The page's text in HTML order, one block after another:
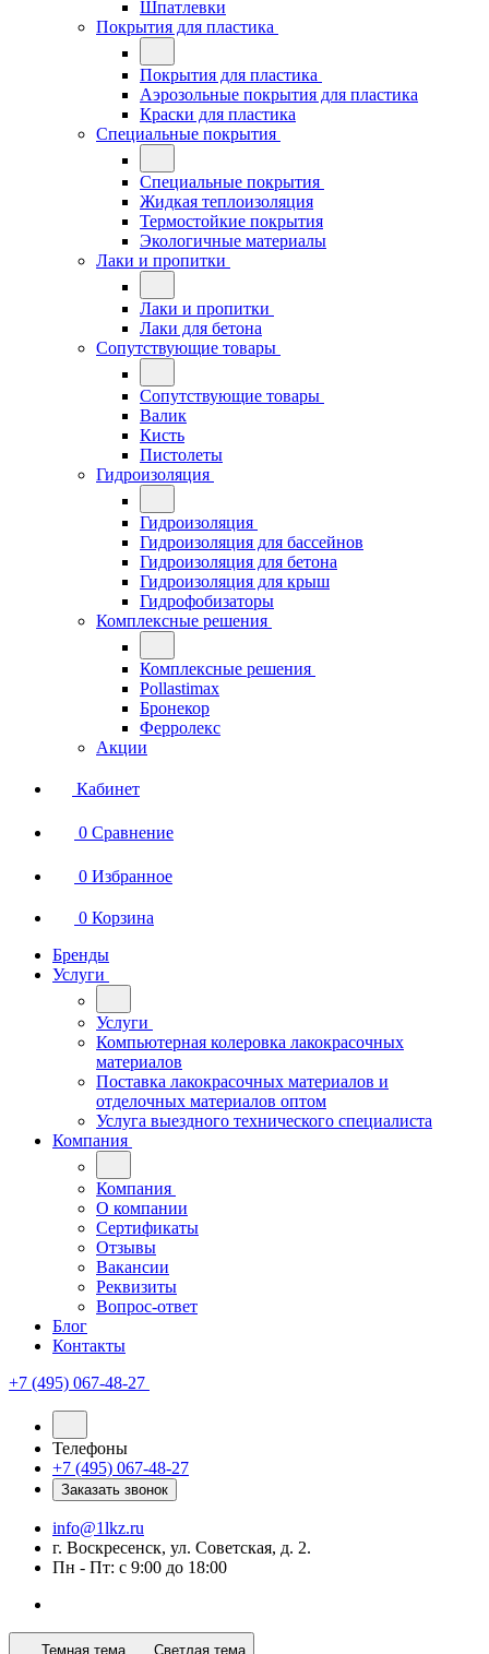
Шпатлевки
Покрытия для пластика
Покрытия для пластика
Аэрозольные покрытия для пластика
Краски для пластика
Специальные покрытия
Специальные покрытия
Жидкая теплоизоляция
Термостойкие покрытия
Экологичные материалы
Лаки и пропитки
Лаки и пропитки
Лаки для бетона
Сопутствующие товары
Сопутствующие товары
Валик
Кисть
Пистолеты
Гидроизоляция
Гидроизоляция
Гидроизоляция для бассейнов
Гидроизоляция для бетона
Гидроизоляция для крыш
Гидрофобизаторы
Комплексные решения
Комплексные решения
Pollastimax
Бронекор
Ферролекс
Акции
Кабинет
0 Сравнение
0 Избранное
0 Корзина
Бренды
Услуги
Услуги
Компьютерная колеровка лакокрасочных
материалов
Поставка лакокрасочных материалов и
отделочных материалов оптом
Услуга выездного технического специалиста
Компания
Компания
О компании
Сертификаты
Отзывы
Вакансии
Реквизиты
Вопрос-ответ
Блог
Контакты
+7 (495) 067-48-27
Телефоны
+7 (495) 067-48-27
Заказать звонок
info@1lkz.ru
г. Воскресенск, ул. Советская, д. 2.
Пн - Пт: с 9:00 до 18:00
Темная тема Светлая тема